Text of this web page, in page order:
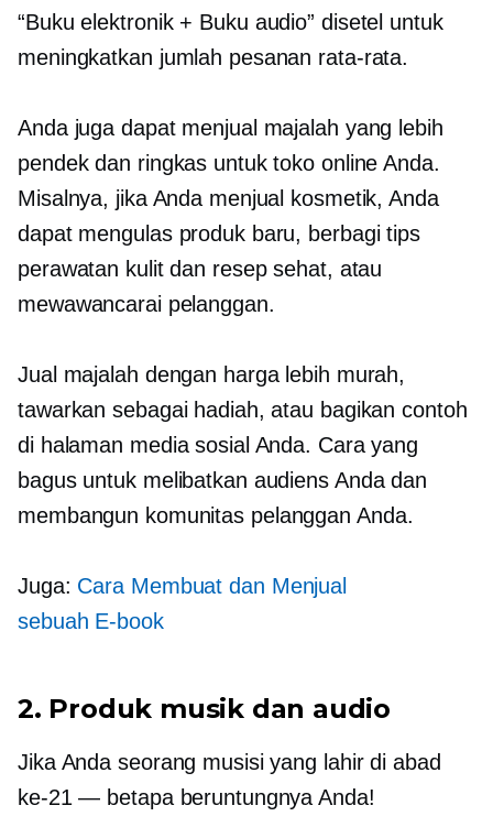
“Buku elektronik+ Buku audio” disetel untuk
meningkatkan jumlah pesanan rata-rata.
Anda juga dapat menjual majalah yang lebih
pendek dan ringkas untuk toko online Anda.
Misalnya, jika Anda menjual kosmetik, Anda
dapat mengulas produk baru, berbagi tips
perawatan kulit dan resep sehat, atau
mewawancarai pelanggan.
Jual majalah dengan harga lebih murah,
tawarkan sebagai hadiah, atau bagikan contoh
di halaman media sosial Anda. Cara yang
bagus untuk melibatkan audiens Anda dan
membangun komunitas pelanggan Anda.
Juga: Cara Membuat dan Menjual
sebuah E-book
2. Produk musik dan audio
Jika Anda seorang musisi yang lahir di abad
ke-21 — betapa beruntungnya Anda!